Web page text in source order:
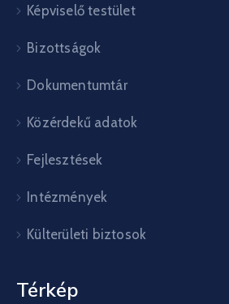
Képviselő testület
Bizottságok
Dokumentumtár
Közérdekű adatok
Fejlesztések
Intézmények
Külterületi biztosok
Térkép